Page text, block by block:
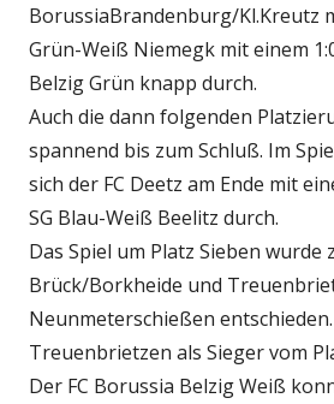
BorussiaBrandenburg/Kl.Kreutz
Grün-Weiß Niemegk mit einem
Belzig Grün knapp durch.
Auch die dann folgenden
spannend bis zum Schluß. Im
sich der FC Deetz am Ende mit
SG Blau-Weiß Beelitz durch.
Das Spiel um Platz Sieben wurde
Brück/Borkheide und
Neunmeterschießen
Treuenbrietzen als Sieger vom
Der FC Borussia Belzig Weiß